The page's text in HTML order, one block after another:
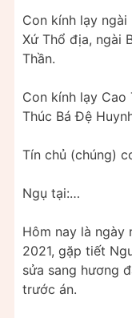
Con kính lạy ngài
Xứ Thổ địa, ngài
Thần.
Con kính lạy Cao
Thúc Bá Đệ
Tín chủ (chúng)
Ngụ tại:…
Hôm nay là ngày
2021, gặp tiết
sửa sang hương
trước án.